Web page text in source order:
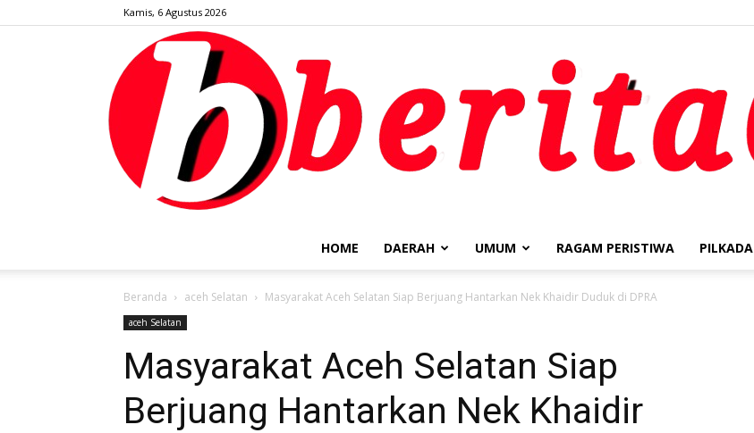
Kamis, 6 Agustus 2026
HOME DAERAH UMUM RAGAM PERISTIWA PILKADA
Beranda aceh Selatan Masyarakat Aceh Selatan Siap Berjuang Hantarkan Nek Khaidir Duduk di DPRA
aceh Selatan
Masyarakat Aceh Selatan Siap
Berjuang Hantarkan Nek Khaidir